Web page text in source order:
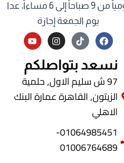
يومياً من 9 صباحاً إلى 6 مساءاً، عدا
يوم الجمعة إجازة
F
a
c
e
b
o
o
k
I
n
s
t
a
g
r
a
Y
o
u
t
u
b
e
نسعد بتواصلكم
97 ش سليم الاول, حلمية
الزيتون, القاهرة عمارة البنك
الاهلي
01064985451-
01006764689